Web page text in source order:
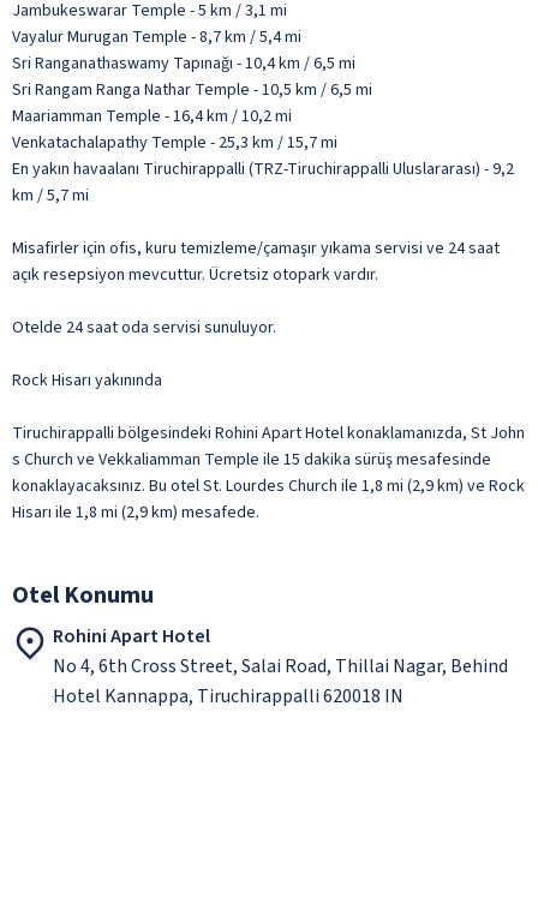
Jambukeswarar Temple - 5 km / 3,1 mi
Vayalur Murugan Temple - 8,7 km / 5,4 mi
Sri Ranganathaswamy Tapınağı - 10,4 km / 6,5 mi
Sri Rangam Ranga Nathar Temple - 10,5 km / 6,5 mi
Maariamman Temple - 16,4 km / 10,2 mi
Venkatachalapathy Temple - 25,3 km / 15,7 mi
En yakın havaalanı Tiruchirappalli (TRZ-Tiruchirappalli Uluslararası) - 9,2
km / 5,7 mi
Misafirler için ofis, kuru temizleme/çamaşır yıkama servisi ve 24 saat
açık resepsiyon mevcuttur. Ücretsiz otopark vardır.
Otelde 24 saat oda servisi sunuluyor.
Rock Hisarı yakınında
Tiruchirappalli bölgesindeki Rohini Apart Hotel konaklamanızda, St John
s Church ve Vekkaliamman Temple ile 15 dakika sürüş mesafesinde
konaklayacaksınız. Bu otel St. Lourdes Church ile 1,8 mi (2,9 km) ve Rock
Hisarı ile 1,8 mi (2,9 km) mesafede.
Otel Konumu
Rohini Apart Hotel
No 4, 6th Cross Street, Salai Road, Thillai Nagar, Behind
Hotel Kannappa, Tiruchirappalli 620018 IN